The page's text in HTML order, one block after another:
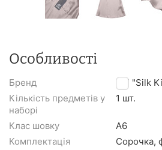
Особливості
Бренд
TM "Silk
Кількість предметів у
наборі
1 шт.
Клас шовку
A6
Комплектація
Сорочка,